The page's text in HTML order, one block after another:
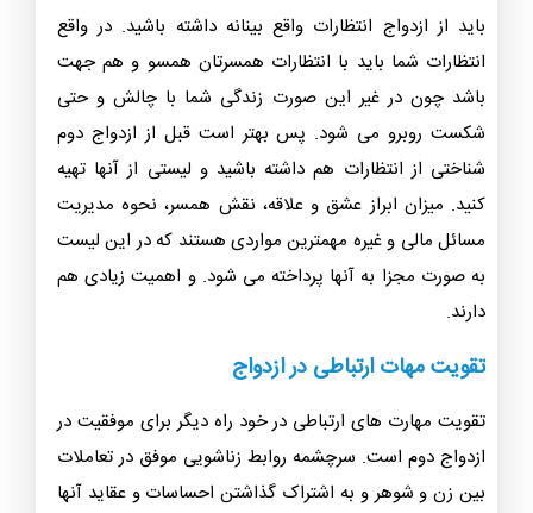
باید از ازدواج انتظارات واقع بینانه داشته باشید. در واقع
انتظارات شما باید با انتظارات همسرتان همسو و هم جهت
باشد چون در غیر اين صورت زندگی شما با چالش و حتی
شکست روبرو می شود. پس بهتر است قبل از ازدواج دوم
شناختی از انتظارات هم داشته باشید و لیستی از آنها تهیه
کنید. میزان ابراز عشق و علاقه، نقش همسر، نحوه مدیریت
مسائل مالی و غیره مهمترین مواردی هستند که در این لیست
به صورت مجزا به آنها پرداخته می شود. و اهمیت زیادی هم
دارند.
تقویت مهات ارتباطی در ازدواج
تقویت مهارت های ارتباطی در خود راه دیگر برای موفقیت در
ازدواج دوم است. سرچشمه روابط زناشویی موفق در تعاملات
بین زن و شوهر و به اشتراک گذاشتن احساسات و عقاید آنها